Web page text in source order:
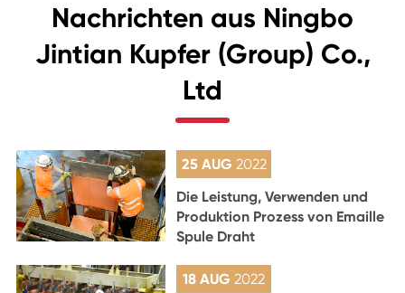
Nachrichten aus Ningbo
Jintian Kupfer (Group) Co.,
Ltd
25 AUG 2022
Die Leistung, Verwenden und
Produktion Prozess von Emaille
Spule Draht
18 AUG2022